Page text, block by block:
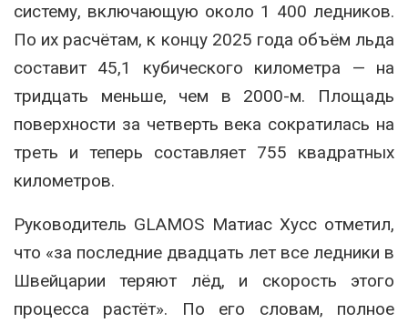
систему, включающую около 1 400 ледников.
По их расчётам, к концу 2025 года объём льда
составит 45,1 кубического километра — на
тридцать меньше, чем в 2000-м. Площадь
поверхности за четверть века сократилась на
треть и теперь составляет 755 квадратных
километров.
Руководитель GLAMOS Матиас Хусс отметил,
что «за последние двадцать лет все ледники в
Швейцарии теряют лёд, и скорость этого
процесса растёт». По его словам, полное